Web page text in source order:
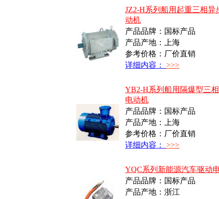
JZ2-H系列船用起重三相异
动机
产品品牌：国标产品
产品产地：上海
参考价格：厂价直销
详细内容： >>>
YB2-H系列船用隔爆型三
电动机
产品品牌：国标产品
产品产地：上海
参考价格：厂价直销
详细内容： >>>
YQC系列新能源汽车驱动
产品品牌：国标产品
产品产地：浙江